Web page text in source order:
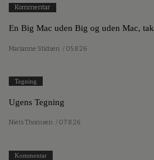
Kommentar
En Big Mac uden Big og uden Mac, tak
Marianne Stidsen / 05.8.26
Tegning
Ugens Tegning
Niels Thomsen / 07.8.26
Kommentar